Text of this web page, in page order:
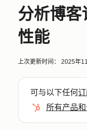
分析博客
性能
上次更新时间： 2025年
可与以下任何
所有产品和